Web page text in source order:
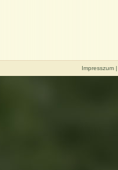
Impresszum